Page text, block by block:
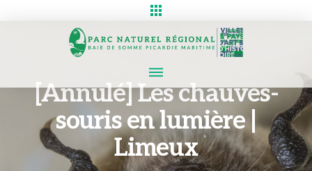
[Annulé] Les chauves-
souris en lumière |
Limeux